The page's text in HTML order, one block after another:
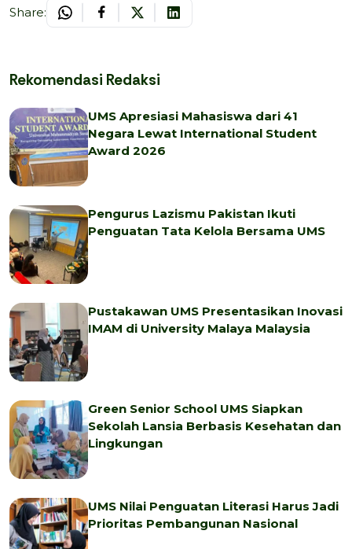
Share:
Rekomendasi Redaksi
UMS Apresiasi Mahasiswa dari 41
Negara Lewat International Student
Award 2026
Pengurus Lazismu Pakistan Ikuti
Penguatan Tata Kelola Bersama UMS
Pustakawan UMS Presentasikan Inovasi
IMAM di University Malaya Malaysia
Green Senior School UMS Siapkan
Sekolah Lansia Berbasis Kesehatan dan
Lingkungan
UMS Nilai Penguatan Literasi Harus Jadi
Prioritas Pembangunan Nasional